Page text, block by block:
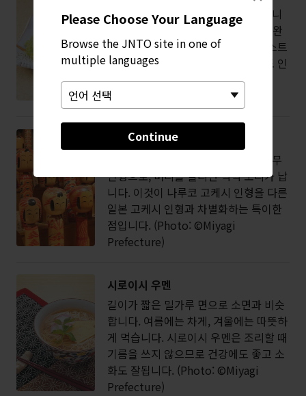
Please Choose Your Language
Browse the JNTO site in one of
multiple languages
Continue
단맛을 더하지 않은 단순한 찹쌀떡입니
다. 선명한 녹색을 띠며, 위에 달콤한 완
두콩 앙금을 얹어 함께 먹습니다. 토스트
위에 완두콩 앙금을 얹어 먹는 방식도 인
기가 많습니다. (Photo: ©Miyagi
Prefecture)
나루코 인형
수작업으로 하나씩 정교하게 칠한 나무
인형으로, 머리를 돌리면 끽끽 소리가 납
니다. 이것이 나루코 고케시 인형을 다른
일본 고케시 인형과 차별화하는 특이한
점입니다. (Photo: ©Miyagi
Prefecture)
시로이시 우멘
길이가 짧은 밀가루 면으로 소면과 비슷
합니다. 여름에는 차게, 겨울에는 따뜻하
게 먹습니다. 시로이시 우멘은 조리할 때
기름을 쓰지 않으므로 건강에도 좋고 소
화도 잘됩니다. (Photo: ©Miyagi
Prefecture)